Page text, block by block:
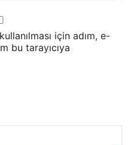
için adım, e-
bu tarayıcıya